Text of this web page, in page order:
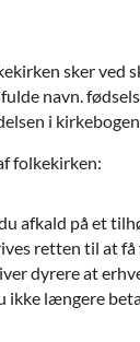
sker ved
navn.
i
folkekirken:
afkald på et
retten til at
dyrere at
ikke længere